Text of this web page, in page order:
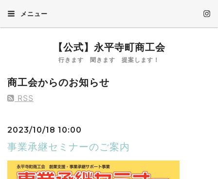
メニュー
【公式】永平寺町商工会
行きます 聞きます 提案します！
商工会からのお知らせ
RSS
2023/10/18 10:00
事業承継セミナーのご案内